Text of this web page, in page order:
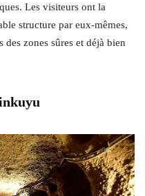
Les visiteurs ont la
structure par eux-mêmes,
zones sûres et déjà bien